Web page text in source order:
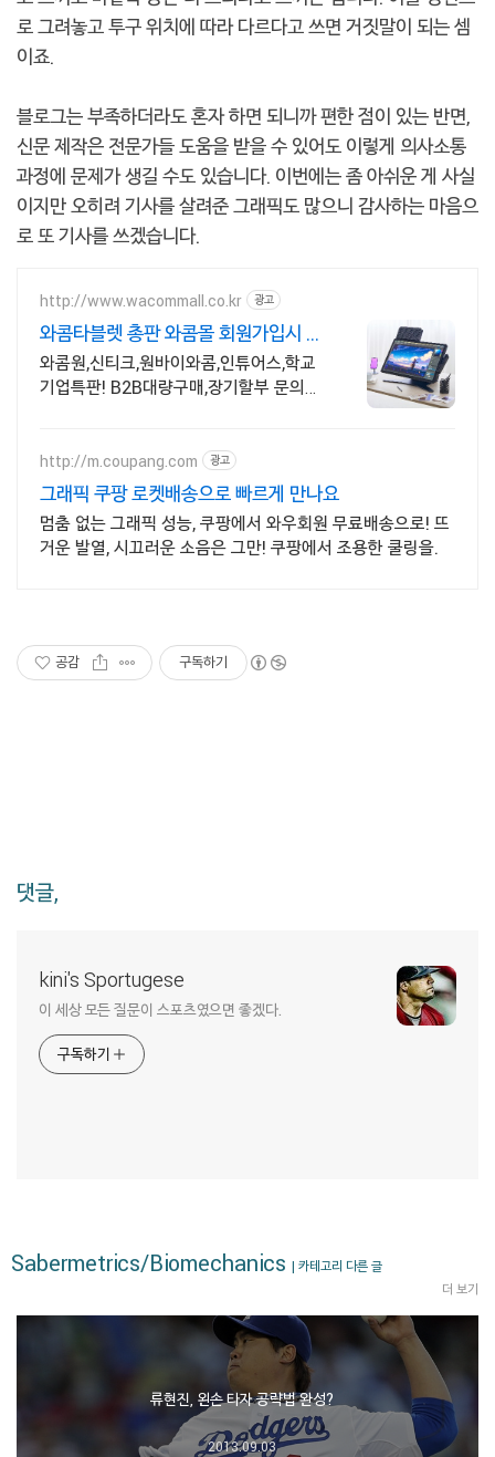
로 그려놓고 투구 위치에 따라 다르다고 쓰면 거짓말이 되는 셈
이죠.
블로그는 부족하더라도 혼자 하면 되니까 편한 점이 있는 반면,
신문 제작은 전문가들 도움을 받을 수 있어도 이렇게 의사소통
과정에 문제가 생길 수도 있습니다. 이번에는 좀 아쉬운 게 사실
이지만 오히려 기사를 살려준 그래픽도 많으니 감사하는 마음으
로 또 기사를 쓰겠습니다.
http://www.wacommall.co.kr 광고
와콤타블렛 총판 와콤몰 회원가입시 다
양한 혜택제공!
와콤원,신티크,원바이와콤,인튜어스,학교
기업특판! B2B대량구매,장기할부 문의환
http://m.coupang.com 광고
그래픽 쿠팡 로켓배송으로 빠르게 만나요
멈춤 없는 그래픽 성능, 쿠팡에서 와우회원 무료배송으로! 뜨
거운 발열, 시끄러운 소음은 그만! 쿠팡에서 조용한 쿨링을.
공감 구독하기
댓글,
kini's Sportugese
이 세상 모든 질문이 스포츠였으면 좋겠다.
구독하기
Sabermetrics/Biomechanics | 카테고리 다른 글
더 보기
류현진, 왼손 타자 공략법 완성?
2013.09.03